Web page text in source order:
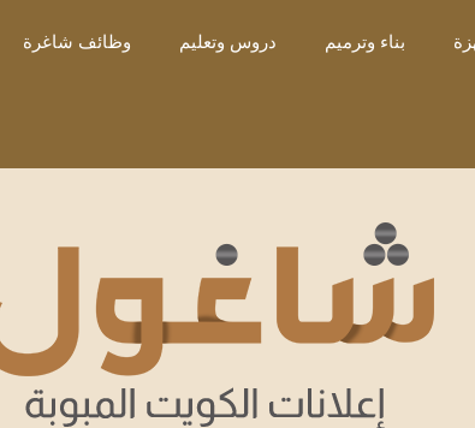
بناء وترميم دروس وتعليم وظائف شاغرة